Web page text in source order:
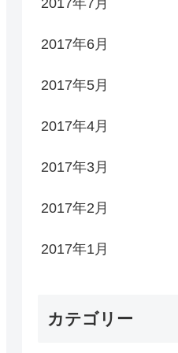
2017年6月
2017年5月
2017年4月
2017年3月
2017年2月
2017年1月
カテゴリー